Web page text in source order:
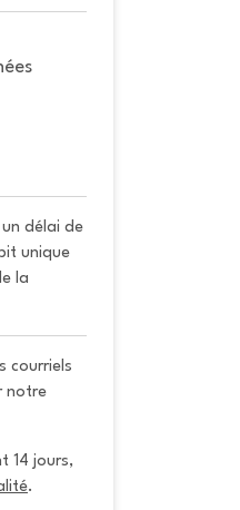
délai de
unique
la
courriels
notre
14 jours,
.